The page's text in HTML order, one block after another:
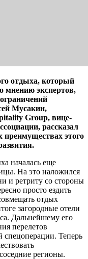
отдыха, который
мнению экспертов,
Мусакин,
Group, вице-
рассказал
преимуществах этого
началась еще
На это наложился
и ретриту со стороны
просто ездить
отдых
загородные отели
Дальнейшему его
перелетов
спецоперации. Теперь
регионы.